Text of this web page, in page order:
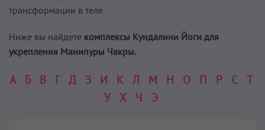
трансформации в теле.
Ниже вы найдете комплексы Кундалини Йоги для
укрепления Манипуры Чакры.
А Б В Г Д З И К Л М Н О П Р С Т
У Х Ч Э